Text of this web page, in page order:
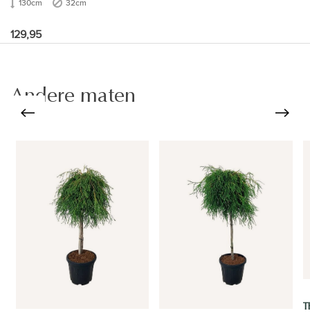
130cm 32cm
129,95
Andere maten